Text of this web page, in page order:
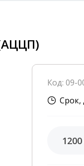
₽
Код: 09-
Срок,